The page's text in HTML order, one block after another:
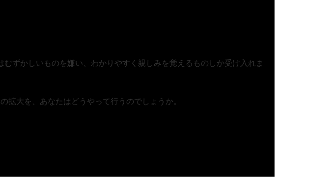
ずかしいものを嫌い、わかりやすく親しみを覚えるものしか受け入れま
拡大を、あなたはどうやって行うのでしょうか。